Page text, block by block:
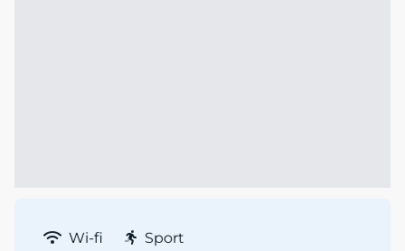
Wi-fi
Sport